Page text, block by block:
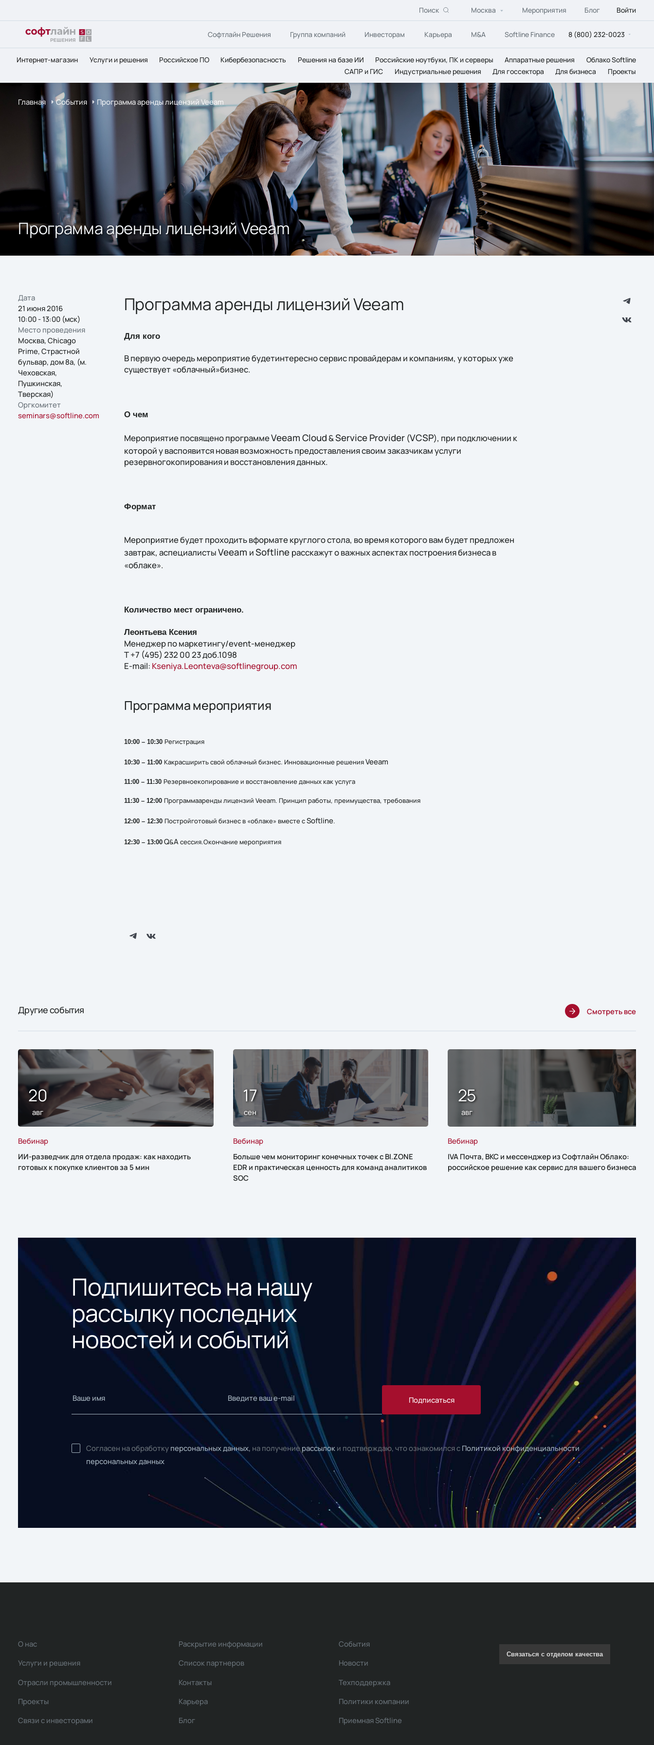
Поиск Москва Мероприятия Блог Войти
Софтлайн Решения Группа компаний Инвесторам Карьера M&A Softline Finance 8 (800) 232-0023
Интернет-магазин Услуги и решения Российское ПО Кибербезопасность Решения на базе ИИ Российские ноутбуки, ПК и серверы Аппаратные решения
Облако Softline
САПР и ГИС
Индустриальные решения Для госсектора Для бизнеса Проекты
Главная События Программа аренды лицензий Veeam
Программа аренды лицензий Veeam
Дата
21 июня 2016
10:00 - 13:00 (мск)
Место проведения
Москва, Chicago
Prime, Страстной
бульвар, дом 8а, (м.
Чеховская,
Пушкинская,
Тверская)
Оргкомитет
seminars@softline.com
Программа аренды лицензий Veeam
Для кого
В первую очередь мероприятие будетинтересно сервис провайдерам и компаниям, у которых уже
существует «облачный»бизнес.
О чем
Мероприятие посвящено программеVeeamCloud&Service Provider(VCSP), при подключении к
которой у васпоявится новая возможность предоставления своим заказчикам услуги
резервногокопирования и восстановления данных.
Формат
Мероприятие будет проходить вформате круглого стола, во время которого вам будет предложен
завтрак, аспециалистыVeeam иSoftline расскажут о важных аспектах построения бизнеса в
«облаке».
Количество мест ограничено.
Леонтьева Ксения
Менеджер по маркетингу/event-менеджер
Т +7 (495) 232 00 23 доб.1098
E-mail: Kseniya.Leonteva@softlinegroup.com
Программа мероприятия
10:00 – 10:30 Регистрация
10:30 – 11:00 Какрасширить свой облачный бизнес. Инновационные решенияVeeam
11:00 – 11:30 Резервноекопирование и восстановление данных как услуга
11:30 – 12:00 Программааренды лицензий Veeam. Принцип работы, преимущества, требования
12:00 – 12:30 Постройготовый бизнес в «облаке» вместе сSoftline.
12:30 – 13:00 Q&A сессия.Окончание мероприятия
Другие события Смотреть все
20
авг
Вебинар
ИИ-разведчик для отдела продаж: как находить
готовых к покупке клиентов за 5 мин
17
сен
Вебинар
Больше чем мониторинг конечных точек с BI.ZONE
EDR и практическая ценность для команд аналитиков
SOC
25
авг
Вебинар
IVA Почта, ВКС и мессенджер из Софтлайн Облако:
российское решение как сервис для вашего бизнеса
Подпишитесь на нашу
рассылку последних
новостей и событий
Подписаться
Согласен на обработку персональных данных, на получениерассылок и подтверждаю, что ознакомился с Политикой конфиденциальности
персональных данных
О нас
Услуги и решения
Отрасли промышленности
Проекты
Связи с инвесторами
Раскрытие информации
Список партнеров
Контакты
Карьера
Блог
События
Новости
Техподдержка
Политики компании
Приемная Softline
Связаться с отделом качества